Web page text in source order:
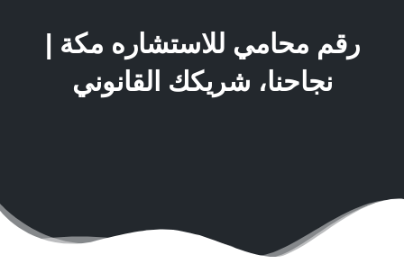
رقم محامي للاستشاره مكة |
نجاحنا، شريكك القانوني